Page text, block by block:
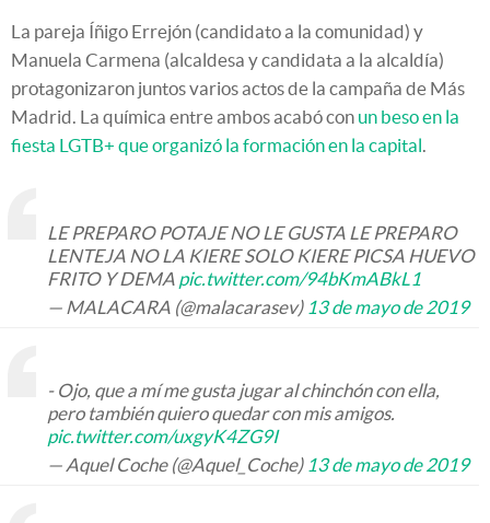
La pareja Íñigo Errejón (candidato a la comunidad) y
Manuela Carmena (alcaldesa y candidata a la alcaldía)
protagonizaron juntos varios actos de la campaña de Más
Madrid. La química entre ambos acabó con un beso en la
fiesta LGTB+ que organizó la formación en la capital.
LE PREPARO POTAJE NO LE GUSTA LE PREPARO
LENTEJA NO LA KIERE SOLO KIERE PICSA HUEVO
FRITO Y DEMA pic.twitter.com/94bKmABkL1
— MALACARA (@malacarasev) 13 de mayo de 2019
- Ojo, que a mí me gusta jugar al chinchón con ella,
pero también quiero quedar con mis amigos.
pic.twitter.com/uxgyK4ZG9I
— Aquel Coche (@Aquel_Coche) 13 de mayo de 2019